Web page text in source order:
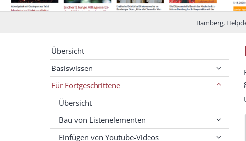
Bamberg,
Übersicht
Basiswissen
Für Fortgeschrittene
Übersicht
Bau von Listenelementen
Einfügen von Youtube-Videos